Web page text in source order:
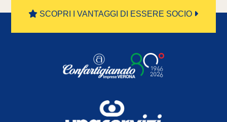
SCOPRI I VANTAGGI DI ESSERE SOCIO